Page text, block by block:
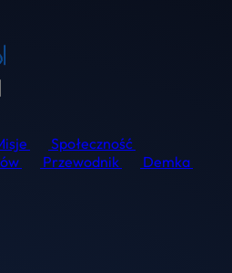
Społeczność
Przewodnik
Demka